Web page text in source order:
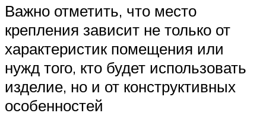
Важно отметить, что место
крепления зависит не только от
характеристик помещения или
нужд того, кто будет использовать
изделие, но и от конструктивных
особенностей